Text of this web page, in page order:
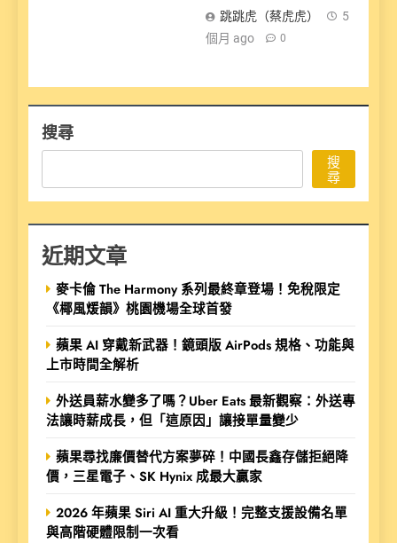
跳跳虎（蔡虎虎）
5
個月 ago
0
搜尋
搜
尋
近期文章
麥卡倫 The Harmony 系列最終章登場！免稅限定
《椰風煖韻》桃園機場全球首發
蘋果 AI 穿戴新武器！鏡頭版 AirPods 規格、功能與
上市時間全解析
外送員薪水變多了嗎？Uber Eats 最新觀察：外送專
法讓時薪成長，但「這原因」讓接單量變少
蘋果尋找廉價替代方案夢碎！中國長鑫存儲拒絕降
價，三星電子、SK Hynix 成最大贏家
2026 年蘋果 Siri AI 重大升級！完整支援設備名單
與高階硬體限制一次看